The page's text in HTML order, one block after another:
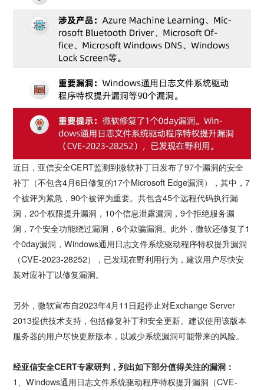
近日，亚信安全CERT监测到微软补丁日发布了97个漏洞的安全
补丁（不包含4月6日修复的17个Microsoft Edge漏洞），其中，7
个被评为紧急，90个被评为重要。共包含45个远程代码执行漏
洞，20个权限提升漏洞，10个信息泄露漏洞，9个拒绝服务漏
洞，7个安全功能绕过漏洞，6个欺骗漏洞。此外，微软还修复了1
个0day漏洞，Windows通用日志文件系统驱动程序特权提升漏洞
（CVE-2023-28252），已发现在野利用行为，建议用户尽快安
装对应补丁以修复漏洞。
另外，微软宣布自2023年4月11日起停止对Exchange Server
2013提供技术支持，包括修复补丁和安全更新。建议使用该版本
服务器的用户尽快更新版本，以减少系统漏洞可能带来的风险。
经亚信安全CERT专家研判，列出如下部分值得关注的漏洞：
1、Windows通用日志文件系统驱动程序特权提升漏洞（CVE-